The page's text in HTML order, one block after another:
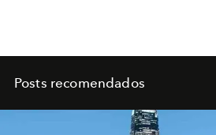
Posts recomendados